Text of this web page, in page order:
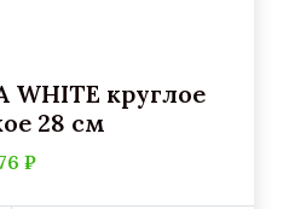
WHITE круглое
28 см
₽